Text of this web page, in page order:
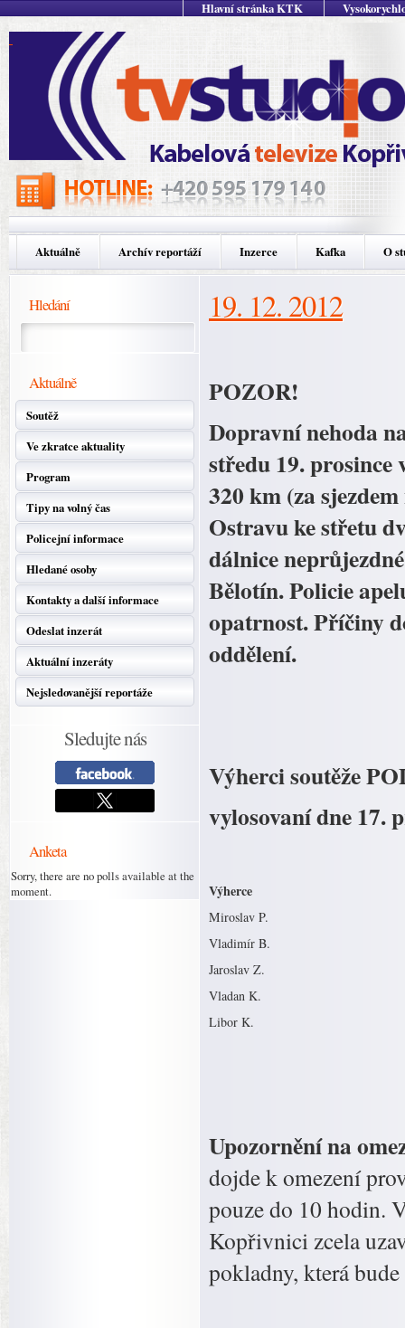
Hlavní stránka KTK
Aktuálně Archív reportáží Inzerce Kafka O
Hledání
Aktuálně
Soutěž
Ve zkratce aktuality
Program
Tipy na volný čas
Policejní informace
Hledané osoby
Kontakty a další informace
Odeslat inzerát
Aktuální inzeráty
Nejsledovanější reportáže
Sledujte nás
Anketa
Sorry, there are no polls available at the
moment.
19. 12. 2012
POZOR!
Dopravní nehoda
středu 19.
320 km (za
Ostravu ke střetu
dálnice
Bělotín. Policie
opatrnost. Příčiny
oddělení.
Výherci soutěže
vylosovaní dne 17.
Výherce
Miroslav P.
Vladimír B.
Jaroslav Z.
Vladan K.
Libor K.
Upozornění na
dojde k omezení
pouze do 10 hodin.
Kopřivnici zcela
pokladny, která